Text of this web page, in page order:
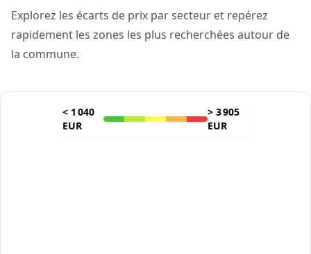
Explorez les écarts de prix par secteur et repérez
rapidement les zones les plus recherchées autour de
la commune.
< 1 040
EUR
> 3 905
EUR